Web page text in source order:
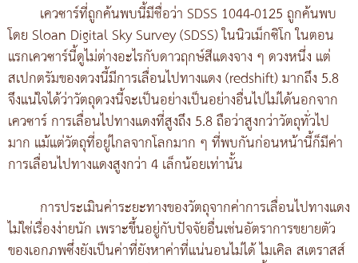
เควซาร์ที่ถูกค้นพบนี้มีชื่อว่า SDSS 1044-0125 ถูกค้นพบ
โดย Sloan Digital Sky Survey (SDSS) ในนิวเม็กซิโก ในตอน
แรกเควซาร์นี้ดูไม่ต่างอะไรกับดาวฤกษ์สีแดงจาง ๆ ดวงหนึ่ง แต่
สเปกตรัมของดวงนี้มีการเลื่อนไปทางแดง (redshift) มากถึง 5.8
จึงแน่ใจได้ว่าวัตถุดวงนี้จะเป็นอย่างเป็นอย่างอื่นไปไม่ได้นอกจาก
เควซาร์ การเลื่อนไปทางแดงที่สูงถึง 5.8 ถือว่าสูงกว่าวัตถุทั่วไป
มาก แม้แต่วัตถุที่อยู่ไกลจากโลกมาก ๆ ที่พบกันก่อนหน้านี้ก็มีค่า
การเลื่อนไปทางแดงสูงกว่า 4 เล็กน้อยเท่านั้น
การประเมินค่าระยะทางของวัตถุจากค่าการเลื่อนไปทางแดง
ไม่ใช่เรื่องง่ายนัก เพราะขึ้นอยู่กับปัจจัยอื่นเช่นอัตราการขยายตัว
ของเอกภพซึ่งยังเป็นค่าที่ยังหาค่าที่แน่นอนไม่ได้ ไมเคิล สเตราสส์